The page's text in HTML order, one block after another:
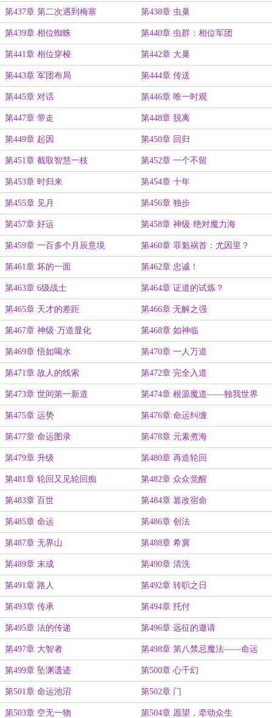
第437章 第二次遇到梅塞 第438章 虫巢
第439章 相位蜘蛛 第440章 虫群：相位军团
第441章 相位穿梭 第442章 大巢
第443章 军团布局 第444章 传送
第445章 对话 第446章 唯一时观
第447章 带走 第448章 脱离
第449章 起因 第450章 回归
第451章 截取智慧一枝 第452章 一个不留
第453章 时归来 第454章 十年
第455章 见月 第456章 独步
第457章 好运 第458章 神级·绝对魔力海
第459章 一百多个月辰意境 第460章 罪魁祸首：尤因里？
第461章 坏的一面 第462章 忠诚！
第463章 6级战士 第464章 证道的试炼？
第465章 天才的差距 第466章 无解之强
第467章 神级·万道显化 第468章 如神临
第469章 悟如喝水 第470章 一人万道
第471章 故人的线索 第472章 完全入道
第473章 世间第一新道 第474章 根源魔道——独我世界
第475章 运势 第476章 命运纠缠
第477章 命运图录 第478章 元素煮海
第479章 升级 第480章 再造轮回
第481章 轮回又见轮回痴 第482章 众众觉醒
第483章 百世 第484章 篡改宿命
第485章 命运 第486章 创法
第487章 无界山 第488章 希冀
第489章 末成 第490章 清洗
第491章 路人 第492章 转职之日
第493章 传承 第494章 托付
第495章 法的传递 第496章 远征的邀请
第497章 大智者 第498章 第八禁忌魔法——命运
第499章 坠渊遗迹 第500章 心千幻
第501章 命运池沼 第502章 门
第503章 空无一物 第504章 愿望，牵动众生